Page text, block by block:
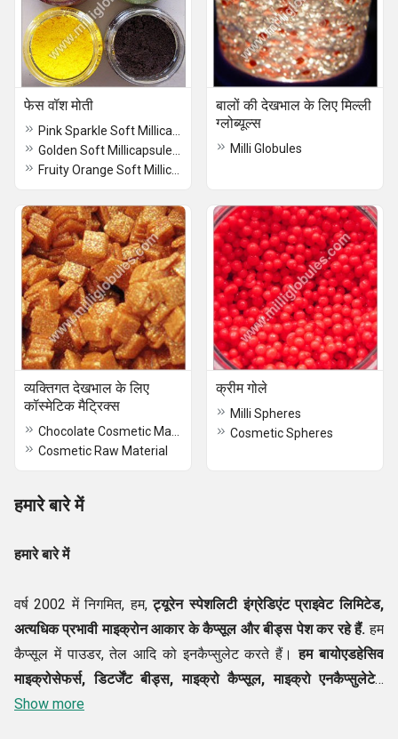
फेस वॉश मोती
बालों की देखभाल के लिए मिल्ली
ग्लोब्यूल्स
Milli Globules
व्यक्तिगत देखभाल के लिए
कॉस्मेटिक मैट्रिक्स
Cosmetic Raw Material
क्रीम गोले
Milli Spheres
Cosmetic Spheres
हमारे बारे में
हमारे बारे में
वर्ष 2002 में निगमित, हम,ट्यूरेन स्पेशलिटी इंग्रेडिएंट प्राइवेट लिमिटेड,
अत्यधिक प्रभावी माइक्रोन आकार के कैप्सूल और बीड्स पेश कर रहे हैं. हम
कैप्सूल में पाउडर, तेल आदि को इनकैप्सुलेट करते हैं।हमबायोएडहेसिव
माइक्रोसेफर्स, डिटर्जेंट बीड्स, माइक्रो कैप्सूल, माइक्रो एनकैप्सुलेटेड
बीड्स एंड मैट्रिक्स मिल्ली ग्लोब्यूल्स, मिल्ली कैप्सूल, स्फेरिकल मैट्रिसेस,
Show more